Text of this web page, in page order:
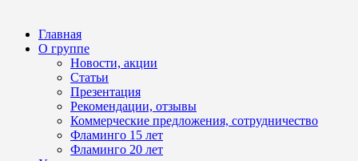
Главная
О группе
Новости, акции
Статьи
Презентация
Рекомендации, отзывы
Коммерческие предложения, сотрудничество
Фламинго 15 лет
Фламинго 20 лет